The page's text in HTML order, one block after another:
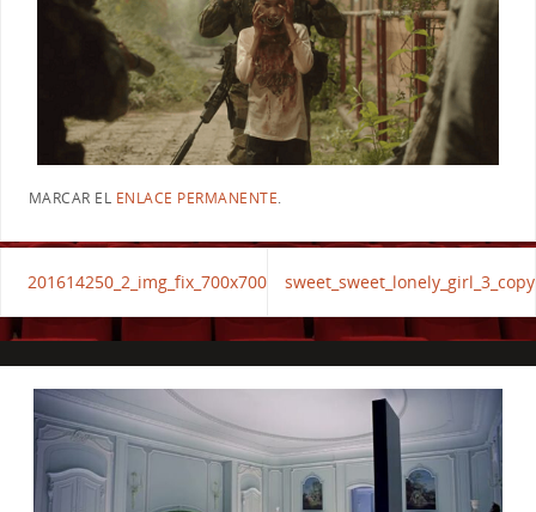
MARCAR EL ENLACE PERMANENTE.
201614250_2_img_fix_700x700